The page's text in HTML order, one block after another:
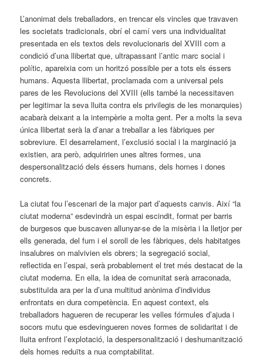
L’anonimat dels treballadors, en trencar els vincles que travaven
les societats tradicionals, obrí el camí vers una individualitat
presentada en els textos dels revolucionaris del XVIII com a
condició d’una llibertat que, ultrapassant l’antic marc social i
polític, apareixia com un horitzó possible per a tots els éssers
humans. Aquesta llibertat, proclamada com a universal pels
pares de les Revolucions del XVIII (ells també la necessitaven
per legitimar la seva lluita contra els privilegis de les monarquies)
acabarà deixant a la intempèrie a molta gent. Per a molts la seva
única llibertat serà la d’anar a treballar a les fàbriques per
sobreviure. El desarrelament, l’exclusió social i la marginació ja
existien, ara però, adquiririen unes altres formes, una
despersonalització dels éssers humans, dels homes i dones
concrets.
La ciutat fou l’escenari de la major part d’aquests canvis. Així “la
ciutat moderna” esdevindrà un espai escindit, format per barris
de burgesos que buscaven allunyar-se de la misèria i la lletjor per
ells generada, del fum i el soroll de les fàbriques, dels habitatges
insalubres on malvivien els obrers; la segregació social,
reflectida en l’espai, serà probablement el tret més destacat de la
ciutat moderna. En ella, la idea de comunitat serà arraconada,
substituïda ara per la d’una multitud anònima d’individus
enfrontats en dura competència. En aquest context, els
treballadors hagueren de recuperar les velles fórmules d’ajuda i
socors mutu que esdevingueren noves formes de solidaritat i de
lluita enfront l’explotació, la despersonalització i deshumanització
dels homes reduïts a nua comptabilitat.